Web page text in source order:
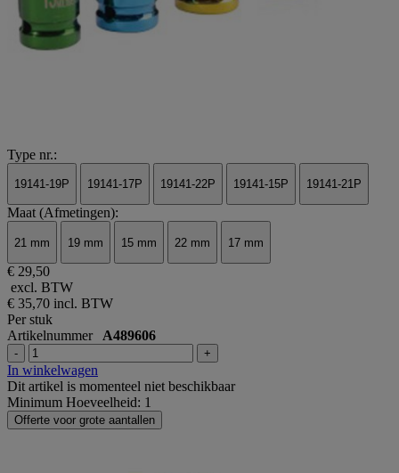
Type nr.:
19141-19P 19141-17P 19141-22P 19141-15P 19141-21P
Maat (Afmetingen):
21 mm 19 mm 15 mm 22 mm 17 mm
€ 29,50
excl. BTW
€ 35,70 incl. BTW
Per stuk
Artikelnummer A489606
- +
In winkelwagen
Dit artikel is momenteel niet beschikbaar
Minimum Hoeveelheid: 1
Offerte voor grote aantallen